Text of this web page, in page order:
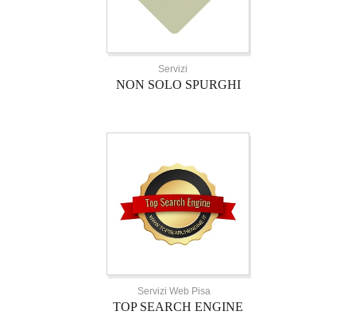
Servizi
NON SOLO SPURGHI
Servizi Web Pisa
TOP SEARCH ENGINE